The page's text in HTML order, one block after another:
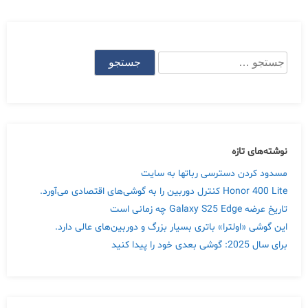
جستجو
برای:
نوشته‌های تازه
مسدود کردن دسترسی رباتها به سایت
Honor 400 Lite کنترل دوربین را به گوشی‌های اقتصادی می‌آورد.
تاریخ عرضه Galaxy S25 Edge چه زمانی است
این گوشی «اولترا» باتری بسیار بزرگ و دوربین‌های عالی دارد.
برای سال 2025: گوشی بعدی خود را پیدا کنید